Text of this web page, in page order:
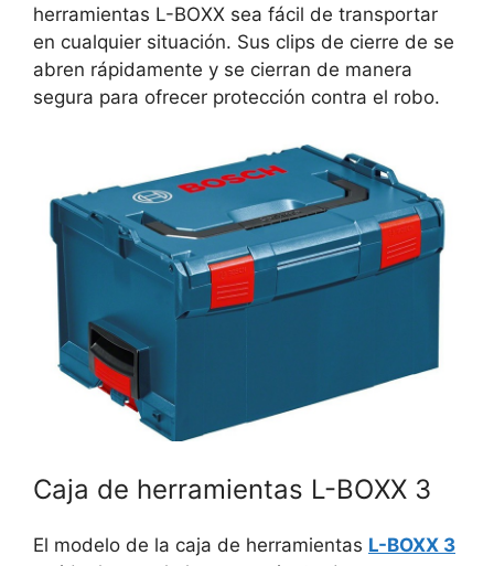
herramientas L-BOXX sea fácil de transportar
en cualquier situación. Sus clips de cierre de se
abren rápidamente y se cierran de manera
segura para ofrecer protección contra el robo.
Caja de herramientas L-BOXX 3
El modelo de la caja de herramientas L-BOXX 3